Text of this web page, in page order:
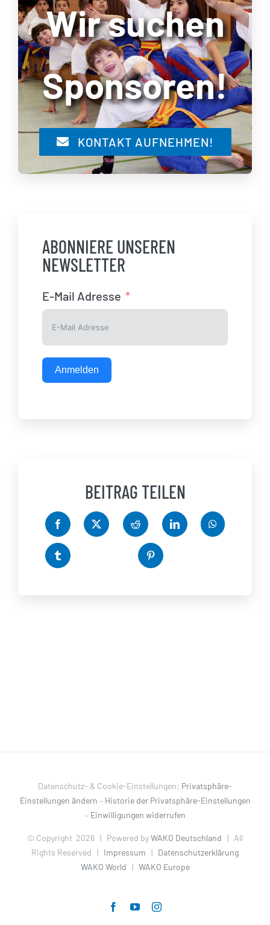
Wir suchen
Sponsoren!
KONTAKT AUFNEHMEN!
ABONNIERE UNSEREN
NEWSLETTER
E-Mail Adresse
Anmelden
BEITRAG TEILEN
Datenschutz- & Cookie-Einstellungen: Privatsphäre-
Einstellungen ändern – Historie der Privatsphäre-Einstellungen
– Einwilligungen widerrufen
© Copyright 2026 | Powered byWAKO Deutschland | All
Rights Reserved | Impressum | Datenschutzerklärung
WAKO World | WAKO Europe
FacebookYouTubeInstagram